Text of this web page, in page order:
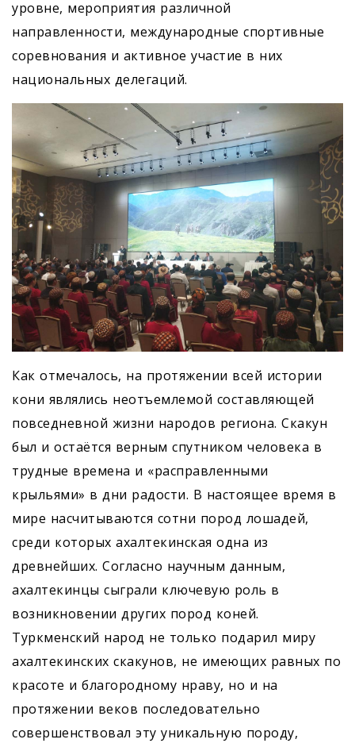
уровне, мероприятия различной
направленности, международные спортивные
соревнования и активное участие в них
национальных делегаций.
Как отмечалось, на протяжении всей истории
кони являлись неотъемлемой составляющей
повседневной жизни народов региона. Скакун
был и остаётся верным спутником человека в
трудные времена и «расправленными
крыльями» в дни радости. В настоящее время в
мире насчитываются сотни пород лошадей,
среди которых ахалтекинская одна из
древнейших. Согласно научным данным,
ахалтекинцы сыграли ключевую роль в
возникновении других пород коней.
Туркменский народ не только подарил миру
ахалтекинских скакунов, не имеющих равных по
красоте и благородному нраву, но и на
протяжении веков последовательно
совершенствовал эту уникальную породу,